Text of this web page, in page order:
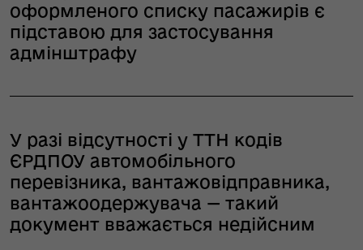
оформленого списку пасажирів є
підставою для застосування
адмінштрафу
У разі відсутності у ТТН кодів
ЄРДПОУ автомобільного
перевізника, вантажовідправника,
вантажоодержувача — такий
документ вважається недійсним